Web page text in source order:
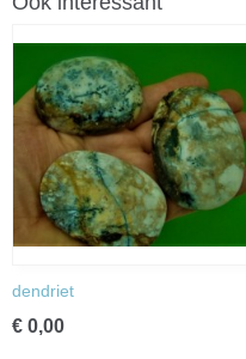
dendriet
€ 0,00